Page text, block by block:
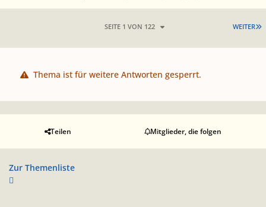
WEITER
SEITE 1 VON 122
Thema ist für weitere Antworten gesperrt.
Teilen Mitglieder, die folgen
Zur Themenliste